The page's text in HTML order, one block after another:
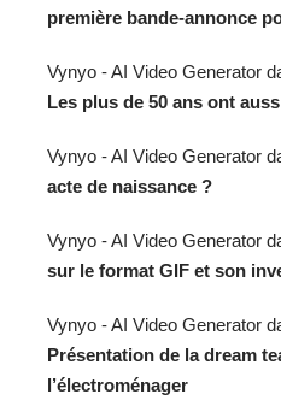
première bande-annonce
Vynyo - AI Video Generator
Les plus de 50 ans ont
Vynyo - AI Video Generator
acte de naissance ?
Vynyo - AI Video Generator
sur le format GIF et son
Vynyo - AI Video Generator
Présentation de la dream
l’électroménager